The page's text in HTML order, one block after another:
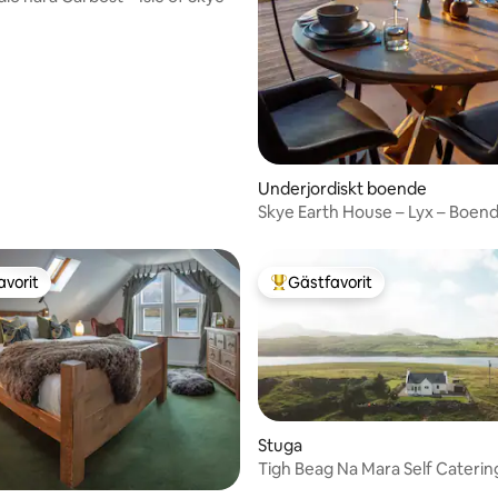
betyg, 60 omdömen
Underjordiskt boende
Skye Earth House – Lyx –
betyg, 50 omdömen
Populär gästfavorit
Gästfavorit
Stuga
Tigh Beag Na Mara Self